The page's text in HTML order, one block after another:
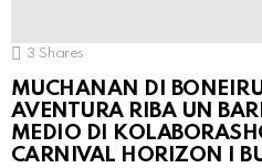
3 Shares
MUCHANAN DI
AVENTURA RIBA UN
MEDIO DI
CARNIVAL HORIZON I